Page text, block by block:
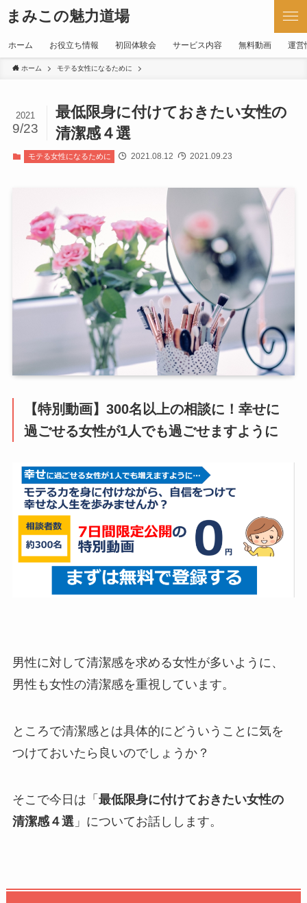
まみこの魅力道場
ホーム お役立ち情報 初回体験会 サービス内容 無料動画 運営
ホーム モテる女性になるために
最低限身に付けておきたい女性の
清潔感４選
2021
9/23
モテる女性になるために 2021.08.12 2021.09.23
【特別動画】300名以上の相談に！幸せに
過ごせる女性が1人でも過ごせますように
男性に対して清潔感を求める女性が多いように、
男性も女性の清潔感を重視しています。
ところで清潔感とは具体的にどういうことに気を
つけておいたら良いのでしょうか？
そこで今日は「 最低限身に付けておきたい女性の
清潔感４選 」についてお話しします。